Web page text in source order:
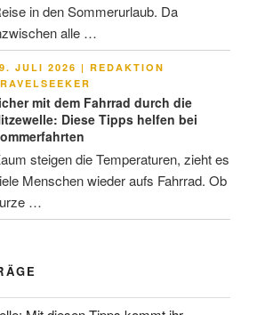
in den Sommerurlaub. Da
alle …
JULI 2026 | REDAKTION
mit dem Fahrrad durch die
Diese Tipps helfen bei
steigen die Temperaturen, zieht es
Menschen wieder aufs Fahrrad. Ob
…